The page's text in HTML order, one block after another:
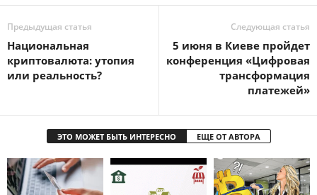
Предыдущая статья
Национальная
криптовалюта: утопия
или реальность?
Следующая статья
5 июня в Киеве пройдет
конференция «Цифровая
трансформация
платежей»
ЭТО МОЖЕТ БЫТЬ ИНТЕРЕСНО ЕЩЕ ОТ АВТОРА